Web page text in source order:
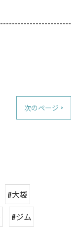
次のページ >
#大袋
#ジム